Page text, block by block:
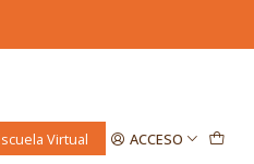
Virtual ACCESO